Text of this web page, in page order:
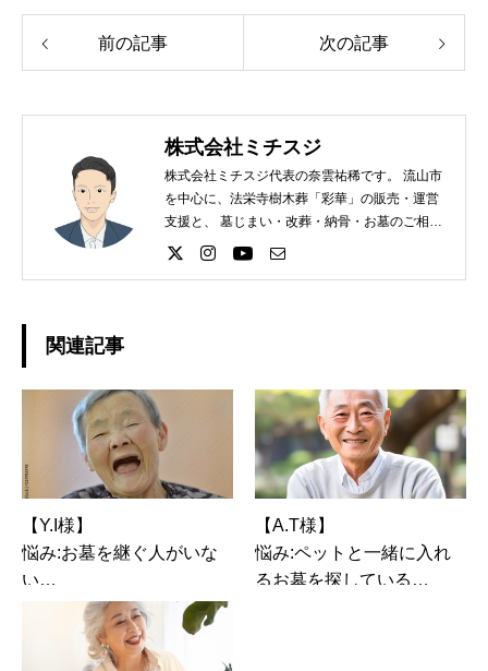
前の記事 次の記事
株式会社ミチスジ
株式会社ミチスジ代表の奈雲祐稀です。 流山市
を中心に、法栄寺樹木葬「彩華」の販売・運営
支援と、 墓じまい・改葬・納骨・お墓のご相談
に対応しています。 すぐに何かをおすすめする
関連記事
【Y.I様】
悩み:お墓を継ぐ人がいな
い
選択したお墓:樹木葬
【A.T様】
悩み:ペットと一緒に入れ
るお墓を探している